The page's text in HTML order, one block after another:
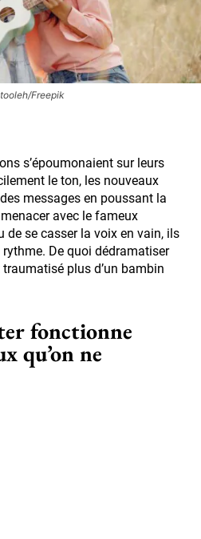
Freepik
s’époumonaient sur leurs
le ton, les nouveaux
messages en poussant la
avec le fameux
de se casser la voix en vain, ils
De quoi dédramatiser
plus d’un bambin
fonctionne
qu’on ne